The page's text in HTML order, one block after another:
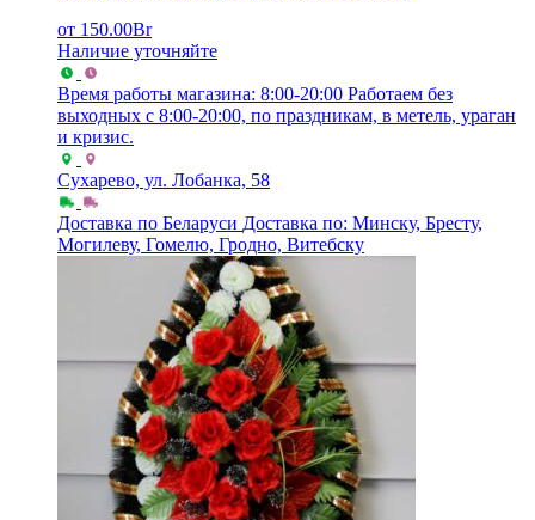
от 150.00Br
Наличие уточняйте
Время работы магазина: 8:00-20:00 Работаем без
выходных с 8:00-20:00, по праздникам, в метель, ураган
и кризис.
Сухарево, ул. Лобанка, 58
Доставка по Беларуси Доставка по: Минску, Бресту,
Могилеву, Гомелю, Гродно, Витебску